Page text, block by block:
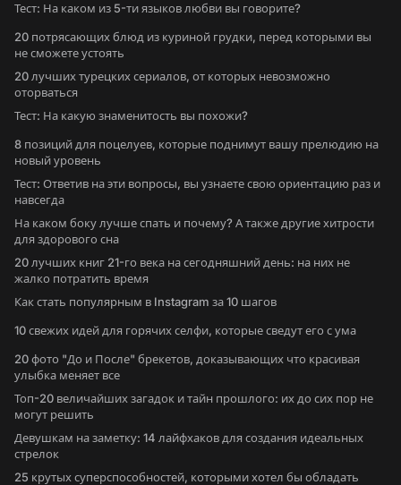
Тест: На каком из 5-ти языков любви вы говорите?
20 потрясающих блюд из куриной грудки, перед которыми вы
не сможете устоять
20 лучших турецких сериалов, от которых невозможно
оторваться
Тест: На какую знаменитость вы похожи?
8 позиций для поцелуев, которые поднимут вашу прелюдию на
новый уровень
Тест: Ответив на эти вопросы, вы узнаете свою ориентацию раз и
навсегда
На каком боку лучше спать и почему? А также другие хитрости
для здорового сна
20 лучших книг 21-го века на сегодняшний день: на них не
жалко потратить время
Как стать популярным в Instagram за 10 шагов
10 свежих идей для горячих селфи, которые сведут его с ума
20 фото "До и После" брекетов, доказывающих что красивая
улыбка меняет все
Топ-20 величайших загадок и тайн прошлого: их до сих пор не
могут решить
Девушкам на заметку: 14 лайфхаков для создания идеальных
стрелок
25 крутых суперспособностей, которыми хотел бы обладать